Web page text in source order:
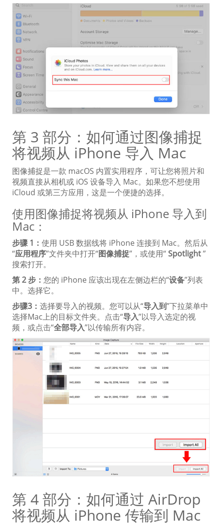
第 3 部分：如何通过图像捕捉
将视频从 iPhone 导入 Mac
图像捕捉是一款 macOS 内置实用程序，可让您将照片和
视频直接从相机或 iOS 设备导入 Mac。如果您不想使用
iCloud 或第三方应用，这是一个便捷的选择。
使用图像捕捉将视频从 iPhone 导入到
Mac：
步骤 1： 使用 USB 数据线将 iPhone 连接到 Mac。然后从
“应用程序”文件夹中打开“图像捕捉”，或使用“Spotlight”
搜索打开。
第 2 步： 您的 iPhone 应该出现在左侧边栏的“设备”列表
中。选择它。
步骤3： 选择要导入的视频。您可以从“导入到”下拉菜单中
选择Mac上的目标文件夹。点击“导入”以导入选定的视
频，或点击“全部导入”以传输所有内容。
第 4 部分：如何通过 AirDrop
将视频从 iPhone 传输到 Mac